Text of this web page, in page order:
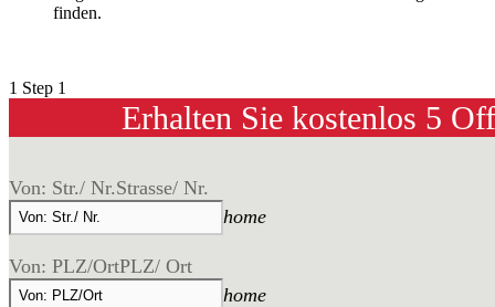
finden.
1 Step 1
Erhalten Sie kostenlos 5
Von: Str./ Nr.Strasse/ Nr.
home
Von: PLZ/OrtPLZ/ Ort
home